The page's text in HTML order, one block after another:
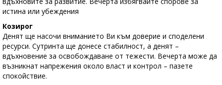
истина или убеждения
Козирог
Денят ще насочи вниманието Ви към доверие и споделени
ресурси. Сутринта ще донесе стабилност, а денят –
вдъхновение за освобождаване от тежести. Вечерта може да
възникнат напрежения около власт и контрол – пазете
спокойствие.